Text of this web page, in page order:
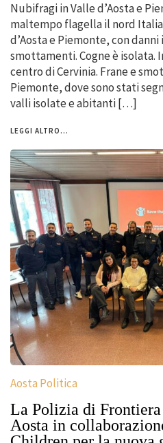
Nubifragi in Valle d’Aosta e
maltempo flagella il nord
d’Aosta e Piemonte, con
smottamenti. Cogne è isolata.
centro di Cervinia. Frane e
Piemonte, dove sono stati
valli isolate e abitanti […]
LEGGI ALTRO...
Aosta Politica
La Polizia di
Aosta in